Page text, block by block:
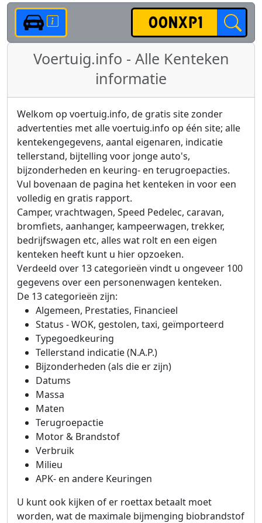
Voertuig.info - Alle Kenteken
informatie
Welkom op voertuig.info, de gratis site zonder
advertenties met alle voertuig.info op één site; alle
kentekengegevens, aantal eigenaren, indicatie
tellerstand, bijtelling voor jonge auto's,
bijzonderheden en keuring- en terugroepacties.
Vul bovenaan de pagina het kenteken in voor een
volledig en gratis rapport.
Camper, vrachtwagen, Speed Pedelec, caravan,
bromfiets, aanhanger, kampeerwagen, trekker,
bedrijfswagen etc, alles wat rolt en een eigen
kenteken heeft kunt u hier opzoeken.
Verdeeld over 13 categorieën vindt u ongeveer 100
gegevens over een personenwagen kenteken.
De 13 categorieën zijn:
Algemeen, Prestaties, Financieel
Status - WOK, gestolen, taxi, geïmporteerd
Typegoedkeuring
Tellerstand indicatie (N.A.P.)
Bijzonderheden (als die er zijn)
Datums
Massa
Maten
Terugroepactie
Motor & Brandstof
Verbruik
Milieu
APK- en andere Keuringen
U kunt ook kijken of er roettax betaalt moet
worden, wat de maximale bijmenging biobrandstof